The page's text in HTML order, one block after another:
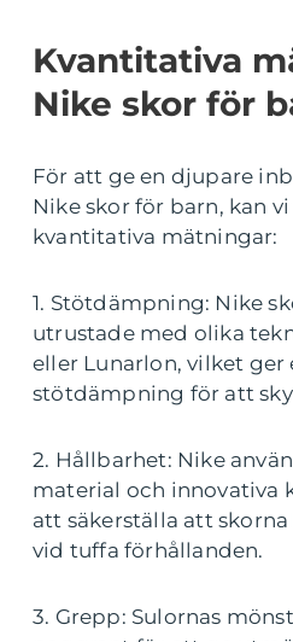
Kvantitativa
Nike skor för
För att ge en djupare
Nike skor för barn, kan
kvantitativa mätningar:
1. Stötdämpning: Nike
utrustade med olika
eller Lunarlon, vilket ger
stötdämpning för att
2. Hållbarhet: Nike
material och innovativa
att säkerställa att
vid tuffa förhållanden.
3. Grepp: Sulornas